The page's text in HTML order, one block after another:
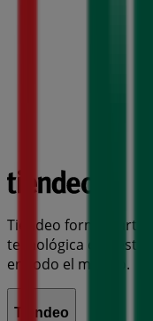
Tiendeo forma parte
tecnológica que está
en todo el mundo.
Tiendeo